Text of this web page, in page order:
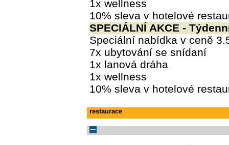
1x wellness
10% sleva v hotelové
SPECIÁLNÍ AKCE -
Speciální nabídka v ceně
7x ubytování se snídaní
1x lanová dráha
1x wellness
10% sleva v hotelové
restaurace